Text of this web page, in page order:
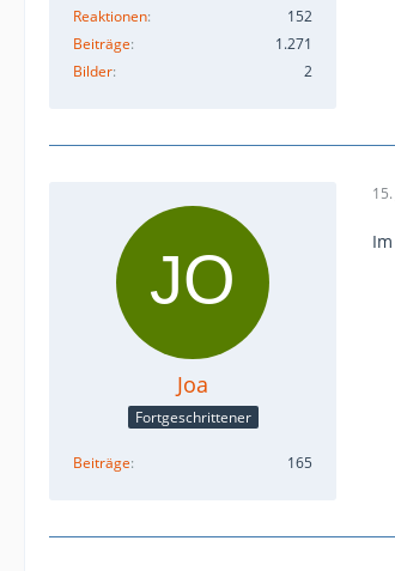
Reaktionen
152
Beiträge
1.271
Bilder
2
Joa
Fortgeschrittener
Beiträge 165